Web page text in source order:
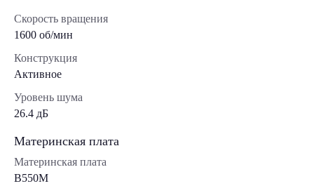
Скорость вращения
1600 об/мин
Конструкция
Активное
Уровень шума
26.4 дБ
Материнская плата
Материнская плата
B550M